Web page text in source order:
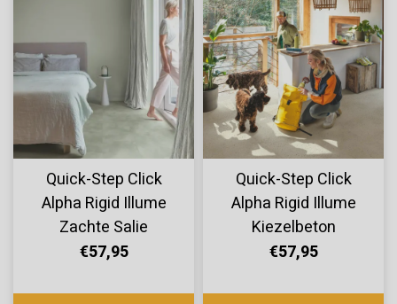
Quick-Step Click
Alpha Rigid Illume
Zachte Salie
AVMTU40334
€57,95
Quick-Step Click
Alpha Rigid Illume
Kiezelbeton
AVMTU40276
€57,95